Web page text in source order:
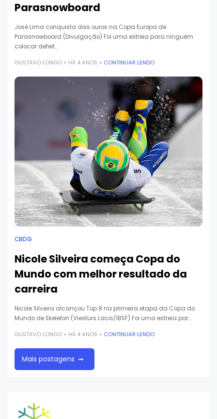
Parasnowboard
José Lima conquista dois ouros na Copa Europa de
Parasnowboard (Divulgação) Foi uma estreia para ninguém
colocar defeit…
GUSTAVO LONGO HÁ 4 ANOS CONTINUAR LENDO
CBDG
Nicole Silveira começa Copa do
Mundo com melhor resultado da
carreira
Nicole Silveira alcançou Top 8 na primeira etapa da Copa do
Mundo de Skeleton (Viesturs Lacis/IBSF) Foi uma estreia par…
GUSTAVO LONGO HÁ 4 ANOS CONTINUAR LENDO
Mais postagens